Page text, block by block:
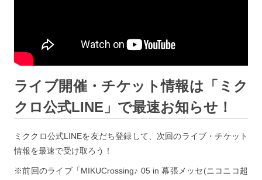
ライブ開催・チケット情報は「ミク
クロ公式LINE」で最速お知らせ！
ミククロ公式LINEを友だち登録して、次回のライブ・チケット
情報を最速で受け取ろう！
※前回のライブ「MIKUCrossing♪ 05 in 幕張メッセ(ニコニコ超